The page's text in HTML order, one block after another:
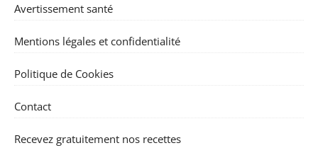
Avertissement santé
Mentions légales et confidentialité
Politique de Cookies
Contact
Recevez gratuitement nos recettes